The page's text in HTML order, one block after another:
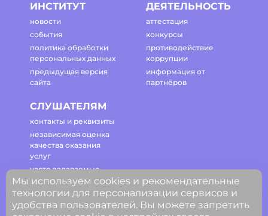
ИНСТИТУТ
новости
события
политика обработки
персональных данных
предыдущая версия
сайта
ДЕЯТЕЛЬНОСТЬ
аттестация
конкурсы
противодействие
коррупции
информация от
партнёров
СЛУШАТЕЛЯМ
контакты и реквизиты
независимая оценка
качества оказания
услуг
часто задаваемые
вопросы
регламент работы
сайта
Мы используем cookies и рекомендательные
технологии для персонализации сервисов и
удобства пользователей. Вы можете запретить